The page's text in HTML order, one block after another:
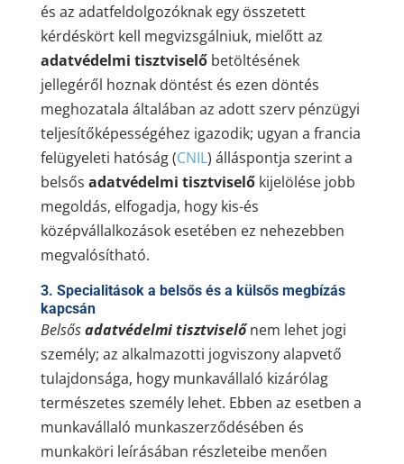
és az adatfeldolgozóknak egy összetett
kérdéskört kell megvizsgálniuk, mielőtt az
adatvédelmi tisztviselőbetöltésének
jellegéről hoznak döntést és ezen döntés
meghozatala általában az adott szerv pénzügyi
teljesítőképességéhez igazodik; ugyan a francia
felügyeleti hatóság (CNIL) álláspontja szerint a
belsős adatvédelmi tisztviselőkijelölése jobb
megoldás, elfogadja, hogy kis-és
középvállalkozások esetében ez nehezebben
megvalósítható.
3. Specialitások a belsős és a külsős megbízás
kapcsán
Belsősadatvédelmi tisztviselőnem lehet jogi
személy; az alkalmazotti jogviszony alapvető
tulajdonsága, hogy munkavállaló kizárólag
természetes személy lehet. Ebben az esetben a
munkavállaló munkaszerződésében és
munkaköri leírásában részleteibe menően